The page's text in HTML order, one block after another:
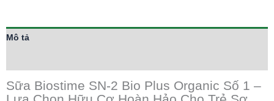
Mô tả
Sữa Biostime SN-2 Bio Plus Organic Số 1 –